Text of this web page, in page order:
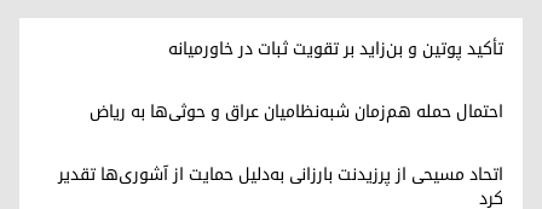
تأکید پوتین و بن‌زاید بر تقویت ثبات در خاورمیانه
احتمال حمله هم‌زمان شبه‌نظامیان عراق و حوثی‌ها به ریاض
اتحاد مسیحی از پرزیدنت بارزانی به‌دلیل حمایت از آشوری‌ها تقدیر
کرد